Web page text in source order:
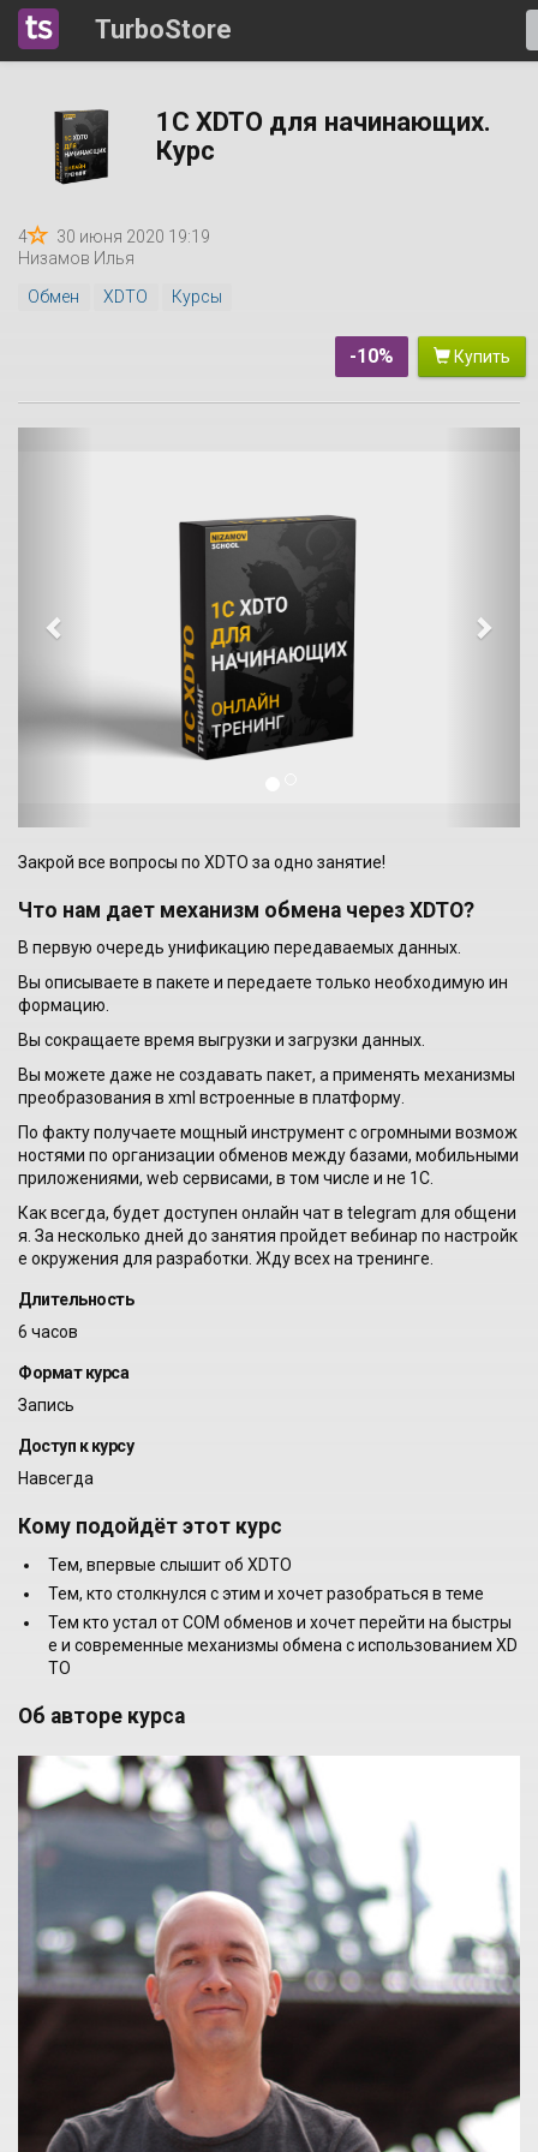
TurboStore
1С XDTO для начинающих.
Курс
4
30 июня 2020 19:19
Низамов Илья
Обмен
XDTO Курсы
-10% Купить
o
u
Закрой все вопросы по XDTO за одно занятие!
Что нам дает механизм обмена через XDTO?
В первую очередь унификацию передаваемых данных.
Вы описываете в пакете и передаете только необходимую ин
формацию.
Вы сокращаете время выгрузки и загрузки данных.
Вы можете даже не создавать пакет, а применять механизмы
преобразования в xml встроенные в платформу.
По факту получаете мощный инструмент с огромными возмож
ностями по организации обменов между базами, мобильными
приложениями, web сервисами, в том числе и не 1С.
Как всегда, будет доступен онлайн чат в telegram для общени
я. За несколько дней до занятия пройдет вебинар по настройк
е окружения для разработки. Жду всех на тренинге.
Длительность
6 часов
Формат курса
Запись
Доступ к курсу
Навсегда
Кому подойдёт этот курс
Тем, впервые слышит об XDTO
Тем, кто столкнулся с этим и хочет разобраться в теме
Тем кто устал от COM обменов и хочет перейти на быстры
е и современные механизмы обмена с использованием XD
TO
Об авторе курса